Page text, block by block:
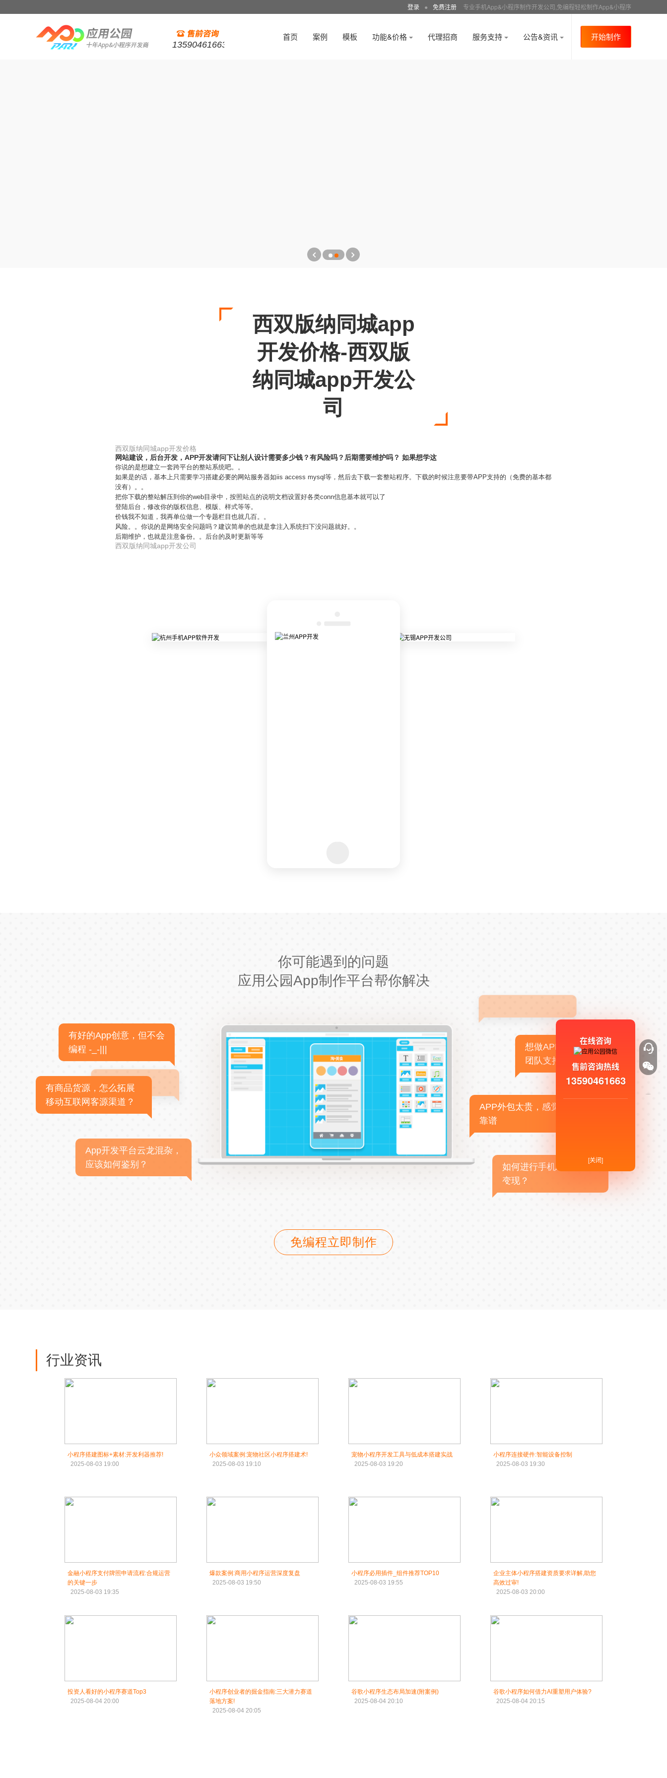
登录 ● 免费注册 专业手机App&小程序制作开发公司,免编程轻松制作App&小程序
13590461663
首页 案例 模板 功能&价格 代理招商 服务支持 公告&资讯 开始制作
西双版纳同城app
开发价格-西双版
纳同城app开发公
司
西双版纳同城app开发价格
网站建设，后台开发，APP开发请问下让别人设计需要多少钱？有风险吗？后期需要维护吗？ 如果想学这
你说的是想建立一套跨平台的整站系统吧。。
如果是的话，基本上只需要学习搭建必要的网站服务器如iis access mysql等，然后去下载一套整站程序。下载的时候注意要带APP支持的（免费的基本都
没有）。。
把你下载的整站解压到你的web目录中，按照站点的说明文档设置好各类conn信息基本就可以了
登陆后台，修改你的版权信息、模版、样式等等。
价钱我不知道，我再单位做一个专题栏目也就几百。。
风险。。你说的是网络安全问题吗？建议简单的也就是拿注入系统扫下没问题就好。。
后期维护，也就是注意备份。。后台的及时更新等等
西双版纳同城app开发公司
你可能遇到的问题
应用公园App制作平台帮你解决
有好的App创意，但不会
编程 -_-|||
有商品货源，怎么拓展
移动互联网客源渠道？
App开发平台云龙混杂，
应该如何鉴别？
想做APP，但没有技术
团队支持
APP外包太贵，感觉不
靠谱
如何进行手机APP商业
变现？
免编程立即制作
行业资讯
小程序搭建图标+素材:开发利器推荐!
2025-08-03 19:00
小众领域案例:宠物社区小程序搭建术!
2025-08-03 19:10
宠物小程序开发工具与低成本搭建实战
2025-08-03 19:20
小程序连接硬件:智能设备控制
2025-08-03 19:30
金融小程序支付牌照申请流程:合规运营
的关键一步
2025-08-03 19:35
爆款案例:商用小程序运营深度复盘
2025-08-03 19:50
小程序必用插件_组件推荐TOP10
2025-08-03 19:55
企业主体小程序搭建资质要求详解,助您
高效过审!
2025-08-03 20:00
投资人看好的小程序赛道Top3
2025-08-04 20:00
小程序创业者的掘金指南:三大潜力赛道
落地方案!
2025-08-04 20:05
谷歌小程序生态布局加速(附案例)
2025-08-04 20:10
谷歌小程序如何借力AI重塑用户体验?
2025-08-04 20:15
在线咨询
售前咨询热线
13590461663
[关闭]